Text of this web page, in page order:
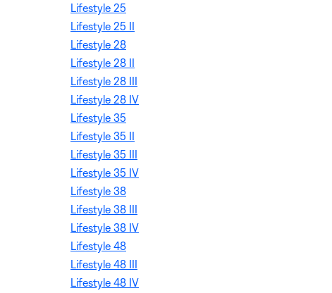
Lifestyle 25
Lifestyle 25 II
Lifestyle 28
Lifestyle 28 II
Lifestyle 28 III
Lifestyle 28 IV
Lifestyle 35
Lifestyle 35 II
Lifestyle 35 III
Lifestyle 35 IV
Lifestyle 38
Lifestyle 38 III
Lifestyle 38 IV
Lifestyle 48
Lifestyle 48 III
Lifestyle 48 IV